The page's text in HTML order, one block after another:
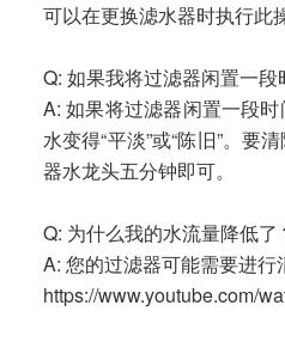
可以在更换滤水器时执行此
Q: 如果我将过滤器闲置一段
A: 如果将过滤器闲置一段
水变得“平淡”或“陈旧”。要
器水龙头五分钟即可。
Q: 为什么我的水流量降低了
A: 您的过滤器可能需要进行
https://www.youtube.com/